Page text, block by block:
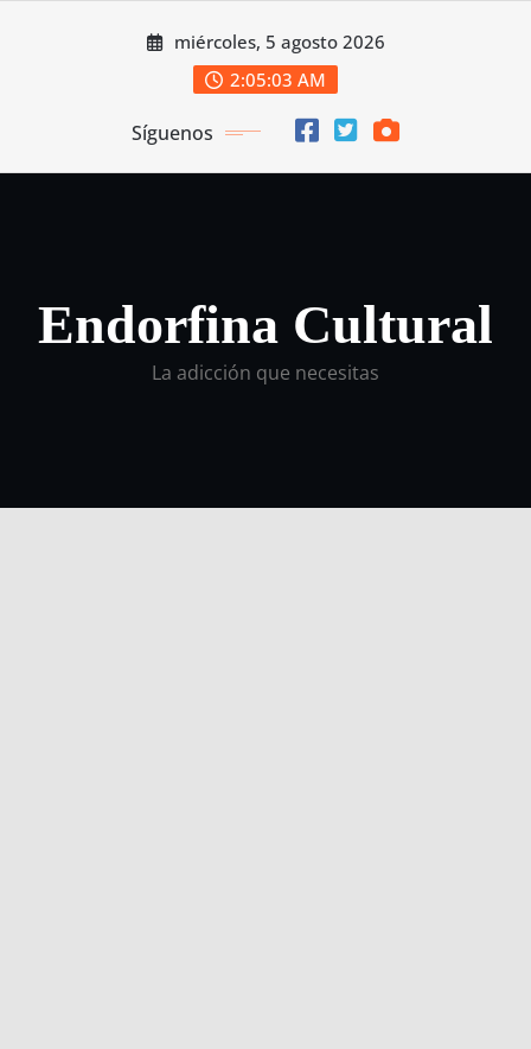
miércoles, 5 agosto 2026
2:05:03 AM
Síguenos
Endorfina Cultural
La adicción que necesitas